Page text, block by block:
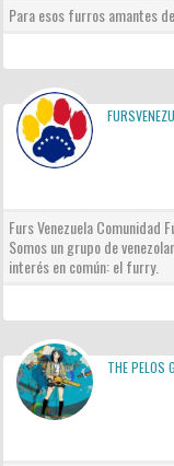
Para esos furros amantes
Furs Venezuela Comunidad
Somos un grupo de
interés en común: el furry.
THE PELOS